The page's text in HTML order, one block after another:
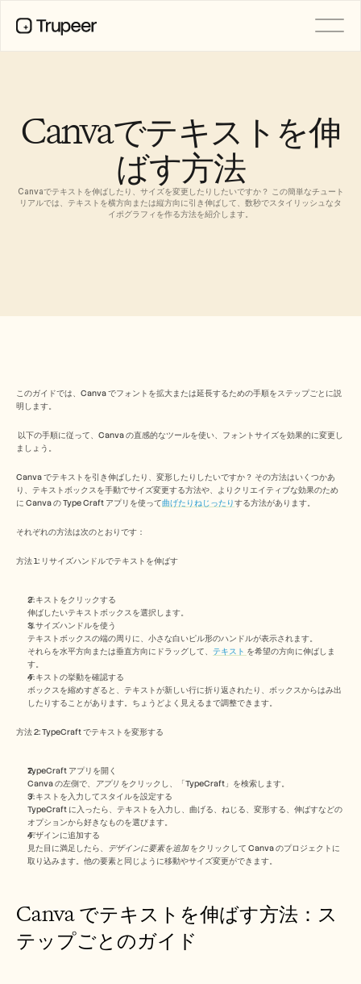
Canvaでテキストを伸
ばす方法
Canvaでテキストを伸ばしたり、サイズを変更したりしたいですか？ この簡単なチュート
リアルでは、テキストを横方向または縦方向に引き伸ばして、数秒でスタイリッシュなタ
イポグラフィを作る方法を紹介します。
このガイドでは、Canva でフォントを拡大または延長するための手順をステップごとに説
明します。
ましょう。
Canva でテキストを引き伸ばしたり、変形したりしたいですか？ その方法はいくつかあ
り、テキストボックスを手動でサイズ変更する方法や、よりクリエイティブな効果のため
に Canva の Type Craft アプリを使って曲げたりねじったりする方法があります。
それぞれの方法は次のとおりです：
方法 1: リサイズハンドルでテキストを伸ばす
テキストをクリックする
伸ばしたいテキストボックスを選択します。
リサイズハンドルを使う
テキストボックスの端の周りに、小さな白いピル形のハンドルが表示されます。
それらを水平方向または垂直方向にドラッグして、 テキスト を希望の方向に伸ばしま
す。
テキストの挙動を確認する
ボックスを縮めすぎると、テキストが新しい行に折り返されたり、ボックスからはみ出
したりすることがあります。ちょうどよく見えるまで調整できます。
方法 2: TypeCraft でテキストを変形する
TypeCraft アプリを開く
Canva の左側で、
アプリ をクリックし、「TypeCraft」を検索します。
テキストを入力してスタイルを設定する
TypeCraft に入ったら、テキストを入力し、曲げる、ねじる、変形する、伸ばすなどの
オプションから好きなものを選びます。
デザインに追加する
見た目に満足したら、 デザインに要素を追加 をクリックして Canva のプロジェクトに
取り込みます。他の要素と同じように移動やサイズ変更ができます。
Canva でテキストを伸ばす方法：ス
テップごとのガイド
ヘルプセンター
料金
採用情報
翻訳
ナレッジベース
共有ページ
AI画面録画
Announcement
Partner Program
変更管理
セールスイネーブルメント
プリセールス
プロダクトマーケティング
カスタマーサクセス
See more
無料トライアルを始める